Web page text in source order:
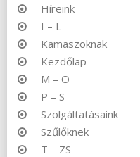
Híreink
I – L
Kamaszoknak
Kezdőlap
M – O
P – S
Szolgáltatásaink
Szűlőknek
T – ZS